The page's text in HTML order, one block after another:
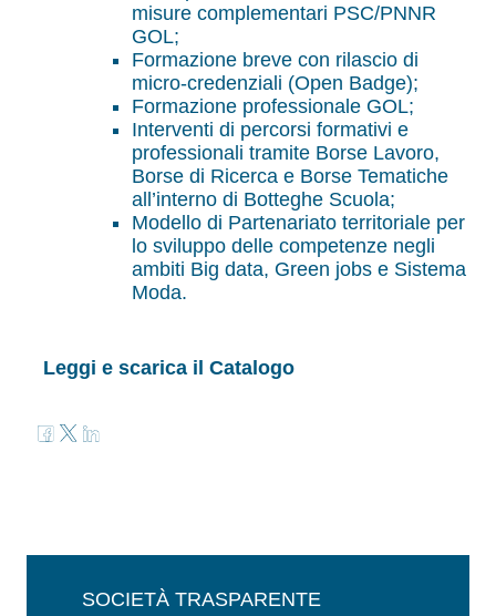
misure complementari PSC/PNNR
GOL;
Formazione breve con rilascio di
micro-credenziali (Open Badge);
Formazione professionale GOL;
Interventi di percorsi formativi e
professionali tramite Borse Lavoro,
Borse di Ricerca e Borse Tematiche
all’interno di Botteghe Scuola;
Modello di Partenariato territoriale per
lo sviluppo delle competenze negli
ambiti Big data, Green jobs e Sistema
Moda.
Leggi e scarica il Catalogo
SOCIETÀ TRASPARENTE